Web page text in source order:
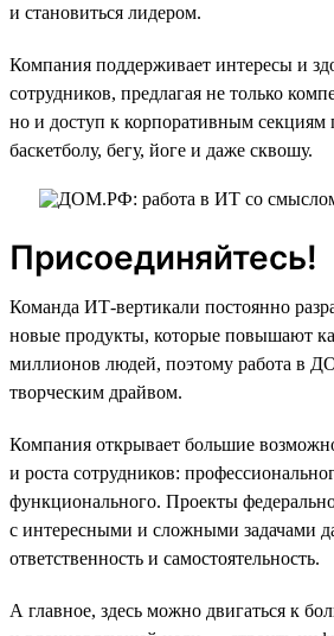
и становиться лидером.
Компания поддерживает интересы и
сотрудников, предлагая не только
но и доступ к корпоративным секциям
баскетболу, бегу, йоге и даже сквошу.
Присоединяйтесь!
Команда ИТ-вертикали постоянно
новые продукты, которые повышают
миллионов людей, поэтому работа в
творческим драйвом.
Компания открывает большие
и роста сотрудников:
функционального. Проекты
с интересными и сложными задачами
ответственность и самостоятельность.
А главное, здесь можно двигаться к